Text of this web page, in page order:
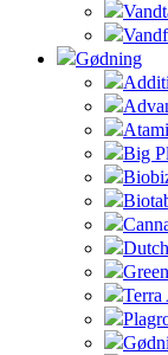
Gødning
Atami
Big
Terra